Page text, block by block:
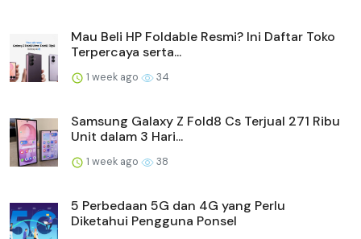
Mau Beli HP Foldable Resmi? Ini Daftar Toko
Terpercaya serta...
1 week ago 34
Samsung Galaxy Z Fold8 Cs Terjual 271 Ribu
Unit dalam 3 Hari...
1 week ago 38
5 Perbedaan 5G dan 4G yang Perlu
Diketahui Pengguna Ponsel